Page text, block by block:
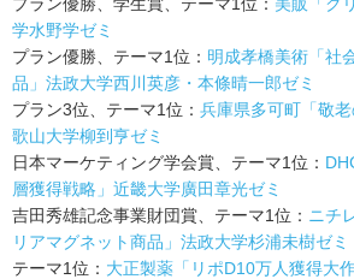
学水野学ゼミ
プラン優勝、テーマ1位： 明成孝橋美術「社
品」法政大学西川英彦・本條晴一郎ゼミ
プラン3位、テーマ1位： 兵庫県多可町「敬
歌山大学柳到亨ゼミ
日本マーケティング学会賞、テーマ1位：
層獲得戦略」近畿大学廣田章光ゼミ
吉田秀雄記念事業財団賞、テーマ1位： ニチ
リアマグネット商品」法政大学杉浦未樹ゼミ
テーマ1位： 大正製薬「リポD10万人獲得大